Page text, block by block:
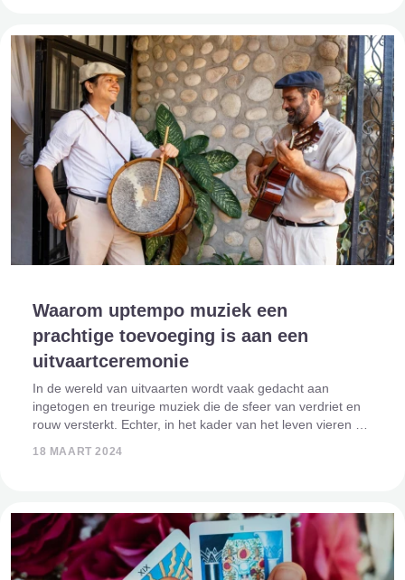
Waarom uptempo muziek een
prachtige toevoeging is aan een
uitvaartceremonie
In de wereld van uitvaarten wordt vaak gedacht aan
ingetogen en treurige muziek die de sfeer van verdriet en
rouw versterkt. Echter, in het kader van het leven vieren en
18 MAART 2024